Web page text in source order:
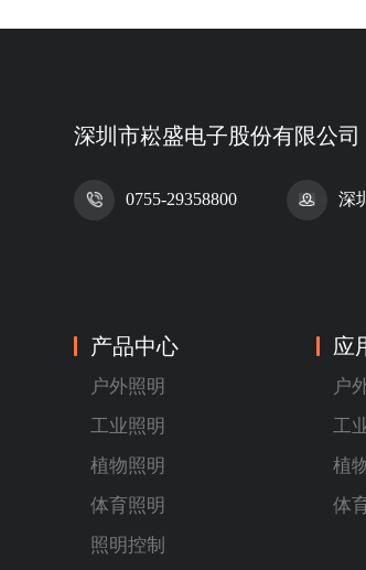
深圳市崧盛电子股份有限公司
0755-29358800 深
产品中心
户外照明
工业照明
植物照明
体育照明
照明控制
应
户
工
植
体